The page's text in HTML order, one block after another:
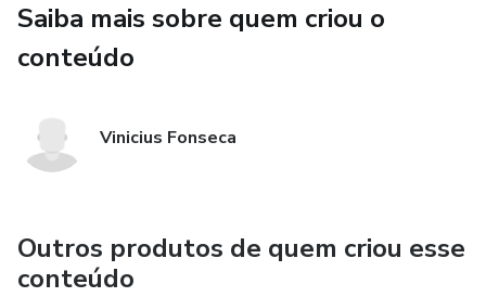
Com linguagem simples e exemplos práticos, este guia é o
passo a passo definitivo para quem quer vender mais,
gastar menos e escalar resultados no digital. 🚀
Saiba mais sobre quem criou o
conteúdo
Vinicius Fonseca
Outros produtos de quem criou esse
conteúdo